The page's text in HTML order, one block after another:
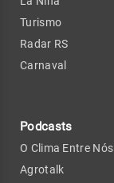
Turismo
Radar RS
Carnaval
Podcasts
O Clima Entre Nós
Agrotalk